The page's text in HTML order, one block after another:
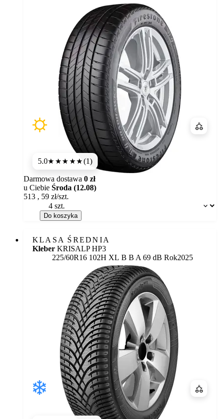
5.0★★★★★(1)
Dostępność:
Darmowa dostawa 0 zł
u Ciebie Środa (12.08)
513 , 59 zł/szt.
Do koszyka
KLASA ŚREDNIA
Kleber KRISALP HP3
225/60R16 102H XL Etykieta:
B B A 69 dB Rok2025